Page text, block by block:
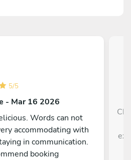
5/5
- Mar 16 2026
Words can not
accommodating with
in communication.
booking